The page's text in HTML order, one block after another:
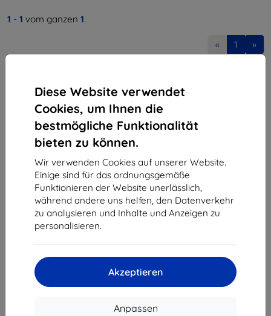
Diese Website verwendet
Cookies, um Ihnen die
bestmögliche Funktionalität
bieten zu können.
Wir verwenden Cookies auf unserer Website.
Einige sind für das ordnungsgemäße
Funktionieren der Website unerlässlich,
während andere uns helfen, den Datenverkehr
zu analysieren und Inhalte und Anzeigen zu
personalisieren.
Akzeptieren
Anpassen
1 - 1 vom ganzen 1.
« 1 »
Shield-Sk s.r.o.
Ulica Rudolfa Mocka 3750/2A
841 04 Bratislava
Unternehmens-ID:46701494
USt-IdNr.:SK2023549671
info@top4mobile.eu